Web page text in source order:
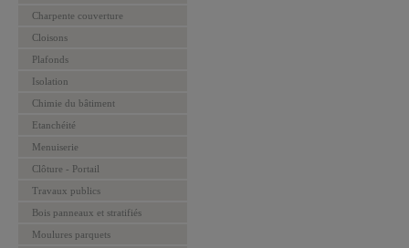
Charpente couverture
Cloisons
Plafonds
Isolation
Chimie du bâtiment
Etanchéité
Menuiserie
Clôture - Portail
Travaux publics
Bois panneaux et stratifiés
Moulures parquets